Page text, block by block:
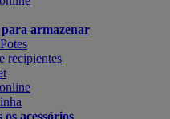
armazenar
recipientes
acessórios